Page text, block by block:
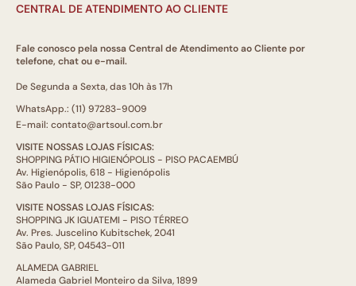
CENTRAL DE ATENDIMENTO AO CLIENTE
Fale conosco pela nossa Central de Atendimento ao Cliente por
telefone, chat ou e-mail.
De Segunda a Sexta, das 10h às 17h
WhatsApp.: (11) 97283-9009
E-mail: contato@artsoul.com.br
VISITE NOSSAS LOJAS FÍSICAS:
SHOPPING PÁTIO HIGIENÓPOLIS - PISO PACAEMBÚ
Av. Higienópolis, 618 - Higienópolis
São Paulo - SP, 01238-000
VISITE NOSSAS LOJAS FÍSICAS:
SHOPPING JK IGUATEMI - PISO TÉRREO
Av. Pres. Juscelino Kubitschek, 2041
São Paulo, SP, 04543-011
ALAMEDA GABRIEL
Alameda Gabriel Monteiro da Silva, 1899